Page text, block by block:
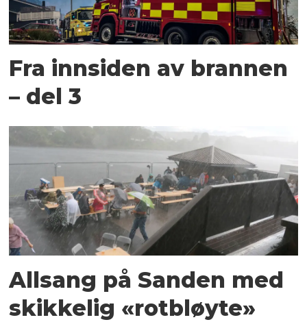
Fra innsiden av brannen
– del 3
Allsang på Sanden med
skikkelig «rotbløyte»